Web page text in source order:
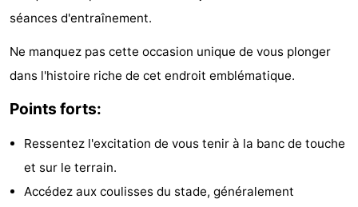
&
villes
Visites
guidées
Sports
du
Randonnée
Divertissement
séances d'entraînement.
Ne manquez pas cette occasion unique de vous plonger
dans l'histoire riche de cet endroit emblématique.
Points forts:
Ressentez l'excitation de vous tenir à la banc de touche
et sur le terrain.
Accédez aux coulisses du stade, généralement